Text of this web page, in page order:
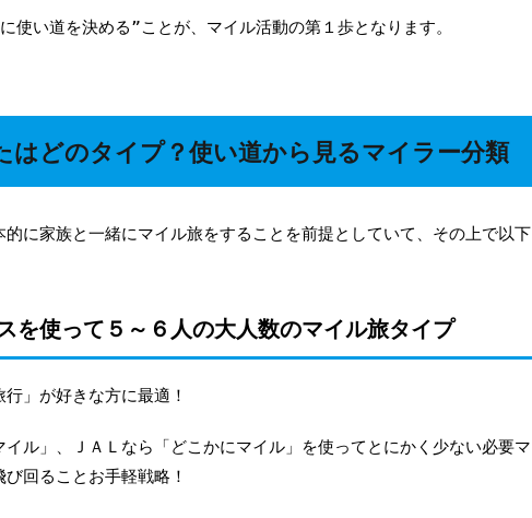
使い道を決める”ことが、マイル活動の第１歩となります。
はどのタイプ？使い道から見るマイラー分類
的に家族と一緒にマイル旅をすることを前提としていて、その上で以下
を使って５～６人の大人数のマイル旅タイプ
行」が好きな方に最適！
イル」、ＪＡＬなら「どこかにマイル」を使ってとにかく少ない必要マ
回ることお手軽戦略！